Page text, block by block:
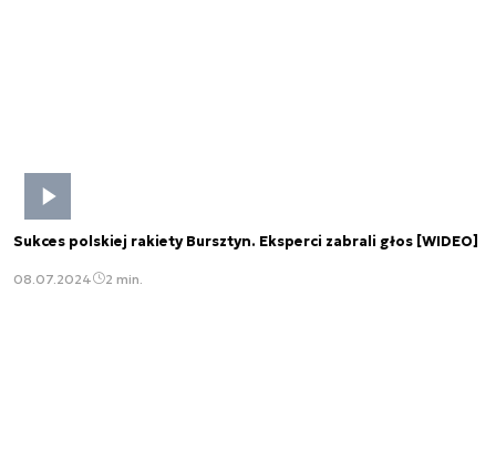
Sukces polskiej rakiety Bursztyn. Eksperci zabrali głos [WIDEO]
08.07.2024 2 min.